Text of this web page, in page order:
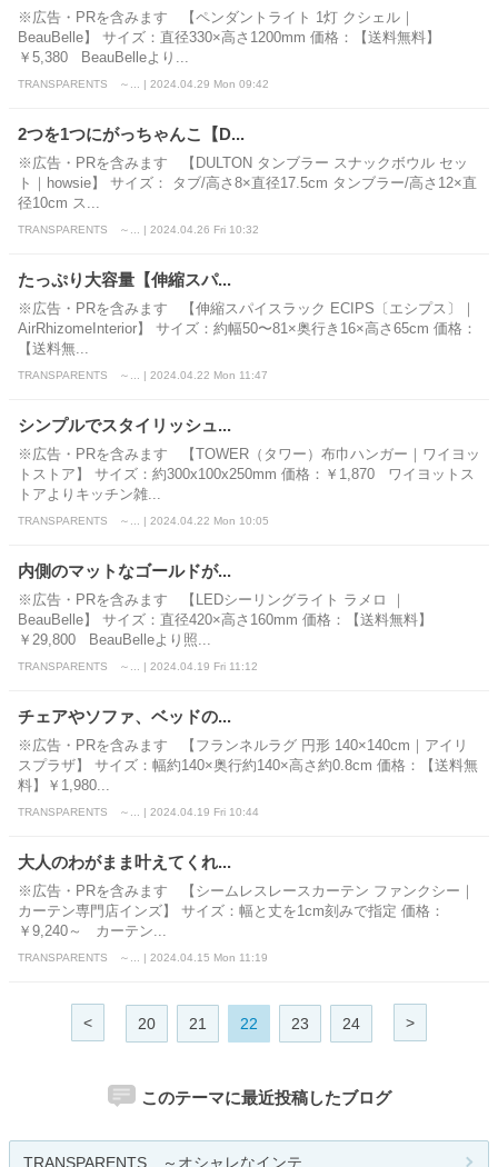
※広告・PRを含みます 【ペンダントライト 1灯 クシェル｜
BeauBelle】 サイズ：直径330×高さ1200mm 価格：【送料無料】
￥5,380 BeauBelleより...
TRANSPARENTS ～... | 2024.04.29 Mon 09:42
2つを1つにがっちゃんこ【D...
※広告・PRを含みます 【DULTON タンブラー スナックボウル セッ
ト｜howsie】 サイズ： タブ/高さ8×直径17.5cm タンブラー/高さ12×直
径10cm ス...
TRANSPARENTS ～... | 2024.04.26 Fri 10:32
たっぷり大容量【伸縮スパ...
※広告・PRを含みます 【伸縮スパイスラック ECIPS〔エシプス〕｜
AirRhizomeInterior】 サイズ：約幅50〜81×奥行き16×高さ65cm 価格：
【送料無...
TRANSPARENTS ～... | 2024.04.22 Mon 11:47
シンプルでスタイリッシュ...
※広告・PRを含みます 【TOWER（タワー）布巾ハンガー｜ワイヨッ
トストア】 サイズ：約300x100x250mm 価格：￥1,870 ワイヨットス
トアよりキッチン雑...
TRANSPARENTS ～... | 2024.04.22 Mon 10:05
内側のマットなゴールドが...
※広告・PRを含みます 【LEDシーリングライト ラメロ ｜
BeauBelle】 サイズ：直径420×高さ160mm 価格：【送料無料】
￥29,800 BeauBelleより照...
TRANSPARENTS ～... | 2024.04.19 Fri 11:12
チェアやソファ、ベッドの...
※広告・PRを含みます 【フランネルラグ 円形 140×140cm｜アイリ
スプラザ】 サイズ：幅約140×奥行約140×高さ約0.8cm 価格：【送料無
料】￥1,980...
TRANSPARENTS ～... | 2024.04.19 Fri 10:44
大人のわがまま叶えてくれ...
※広告・PRを含みます 【シームレスレースカーテン ファンクシー｜
カーテン専門店インズ】 サイズ：幅と丈を1cm刻みで指定 価格：
￥9,240～ カーテン...
TRANSPARENTS ～... | 2024.04.15 Mon 11:19
< 20 21 22 23 24 >
このテーマに最近投稿したブログ
TRANSPARENTS ～オシャレなインテ...